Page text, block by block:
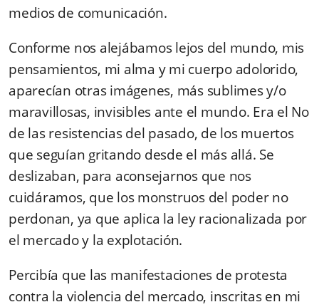
medios de comunicación.
Conforme nos alejábamos lejos del mundo, mis
pensamientos, mi alma y mi cuerpo adolo­rido,
aparecían otras imágenes, más sublimes y/o
maravillosas, invisibles ante el mundo. Era el No
de las resistencias del pasado, de los muertos
que seguían gritando desde el más allá. Se
deslizaban, para aconsejarnos que nos
cuidáramos, que los monstruos del poder no
per­donan, ya que aplica la ley racionalizada por
el mercado y la explotación.
Percibía que las manifestaciones de protesta
contra la violencia del mercado, inscritas en mi